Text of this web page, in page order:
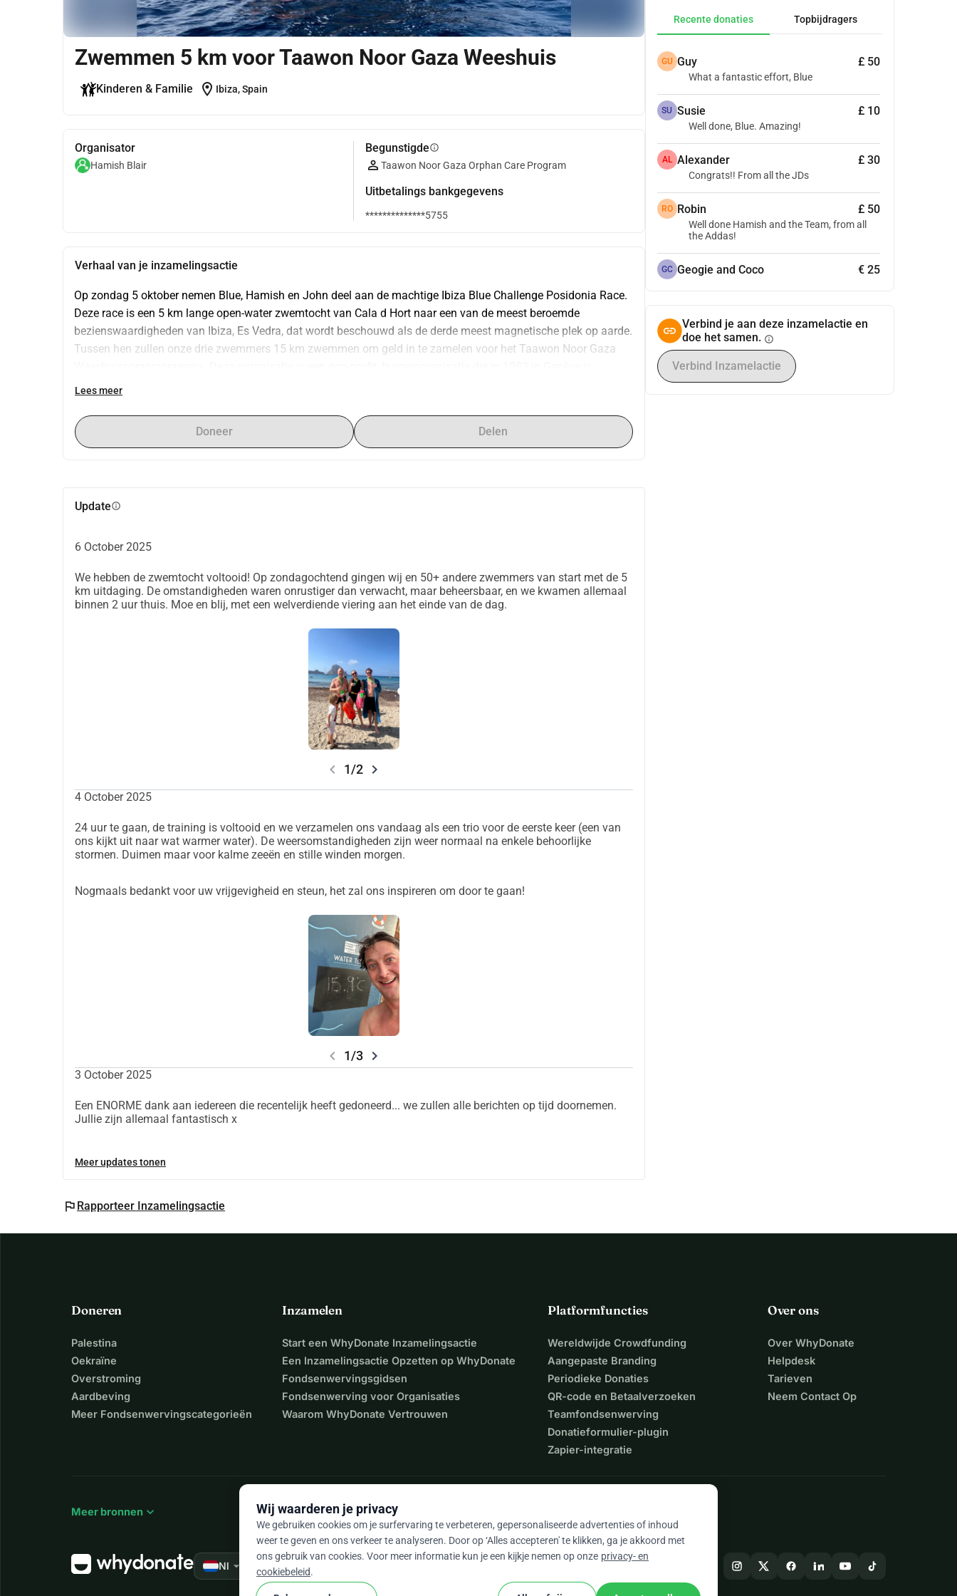
Zwemmen 5 km voor Taawon Noor Gaza Weeshuis
Kinderen & Familie location_on Ibiza, Spain
Organisator
Hamish Blair
Begunstigdeinfo
Taawon Noor Gaza Orphan Care Program
Uitbetalings bankgegevens
**************5755
Verhaal van je inzamelingsactie
Op zondag 5 oktober nemen Blue, Hamish en John deel aan de machtige Ibiza Blue Challenge Posidonia Race.
Deze race is een 5 km lange open-water zwemtocht van Cala d Hort naar een van de meest beroemde
bezienswaardigheden van Ibiza, Es Vedra, dat wordt beschouwd als de derde meest magnetische plek op aarde.
Tussen hen zullen onze drie zwemmers 15 km zwemmen om geld in te zamelen voor het Taawon Noor Gaza
opgericht door een groep Palestijnen, en de Noor-campagne heeft als doel 20.000 kinderen die door de oorlog
diensten te bieden, zodat de weeskinderen in Gaza met waardigheid kunnen leven, actieve leden van hun
gemeenschappen worden en een betere toekomst voor zichzelf kunnen opbouwen. Meer informatie over hun
Lees meer
Doneer Delen
Updateinfo
6 October 2025
We hebben de zwemtocht voltooid! Op zondagochtend gingen wij en 50+ andere zwemmers van start met de 5
km uitdaging. De omstandigheden waren onrustiger dan verwacht, maar beheersbaar, en we kwamen allemaal
binnen 2 uur thuis. Moe en blij, met een welverdiende viering aan het einde van de dag.
chevron_left 1/2 chevron_right
4 October 2025
24 uur te gaan, de training is voltooid en we verzamelen ons vandaag als een trio voor de eerste keer (een van
ons kijkt uit naar wat warmer water). De weersomstandigheden zijn weer normaal na enkele behoorlijke
stormen. Duimen maar voor kalme zeeën en stille winden morgen.
Nogmaals bedankt voor uw vrijgevigheid en steun, het zal ons inspireren om door te gaan!
chevron_left 1/3 chevron_right
3 October 2025
Een ENORME dank aan iedereen die recentelijk heeft gedoneerd... we zullen alle berichten op tijd doornemen.
Jullie zijn allemaal fantastisch x
Meer updates tonen
flag Rapporteer Inzamelingsactie
Recente donaties Topbijdragers
GU Guy £ 50
What a fantastic effort, Blue
SU Susie £ 10
Well done, Blue. Amazing!
AL Alexander £ 30
Congrats!! From all the JDs
RO Robin £ 50
Well done Hamish and the Team, from all
the Addas!
GC Geogie and Coco € 25
Verbind je aan deze inzamelactie en
doe het samen. info
Verbind Inzamelactie
Doneren
Palestina
Oekraïne
Overstroming
Aardbeving
Meer Fondsenwervingscategorieën
Inzamelen
Start een WhyDonate Inzamelingsactie
Een Inzamelingsactie Opzetten op WhyDonate
Fondsenwervingsgidsen
Fondsenwerving voor Organisaties
Waarom WhyDonate Vertrouwen
Platformfuncties
Wereldwijde Crowdfunding
Aangepaste Branding
Periodieke Donaties
QR-code en Betaalverzoeken
Teamfondsenwerving
Donatieformulier-plugin
Zapier-integratie
Over ons
Over WhyDonate
Helpdesk
Tarieven
Neem Contact Op
Meer bronnen expand_more
Nl arrow_drop_down ★★★★★4,9 / 5 op basis van 500+ reviews
Wij waarderen je privacy
We gebruiken cookies om je surfervaring te verbeteren, gepersonaliseerde advertenties of inhoud
weer te geven en ons verkeer te analyseren. Door op ‘Alles accepteren' te klikken, ga je akkoord met
ons gebruik van cookies. Voor meer informatie kun je een kijkje nemen op onze privacy- en
cookiebeleid.